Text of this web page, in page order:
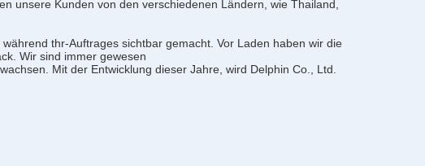
unsere Kunden von den verschiedenen Ländern, wie Thailand,
thr-Auftrages sichtbar gemacht. Vor Laden haben wir die
Wir sind immer gewesen
Mit der Entwicklung dieser Jahre, wird Delphin Co., Ltd.